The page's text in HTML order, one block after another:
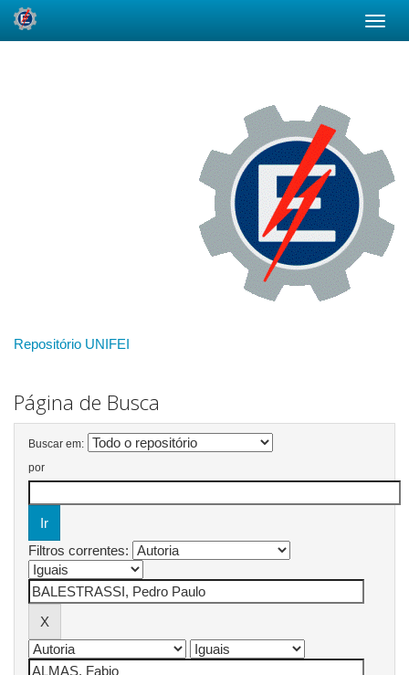
Repositório UNIFEI
Página de Busca
Buscar em:
por
Filtros correntes: